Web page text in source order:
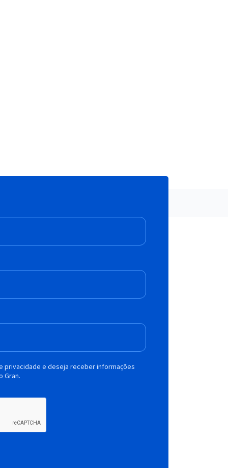
privacidade e deseja receber informações
Gran.